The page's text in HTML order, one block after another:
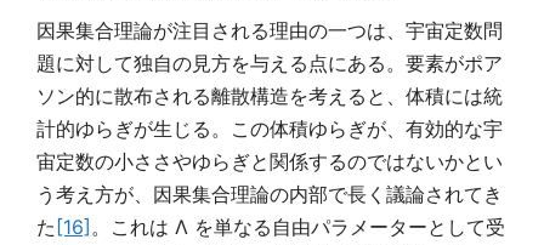
因果集合理論が注目される理由の一つは、宇宙定数問
題に対して独自の見方を与える点にある。要素がポア
ソン的に散布される離散構造を考えると、体積には統
計的ゆらぎが生じる。この体積ゆらぎが、有効的な宇
宙定数の小ささやゆらぎと関係するのではないかとい
う考え方が、因果集合理論の内部で長く議論されてき
た[16] 。これは Λ を単なる自由パラメーターとして受